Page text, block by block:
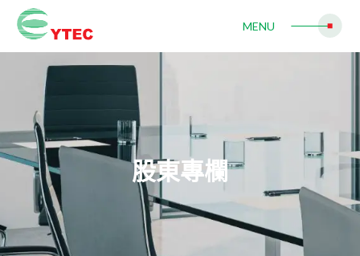
IC 測試機 IC 分類機
IC 固晶機 WLCSP 晶粒分類包裝機
自動光學檢測機
LED
LED自動固晶機
RFID
RFID智能標籤倒裝固晶機
MENU
股東專欄